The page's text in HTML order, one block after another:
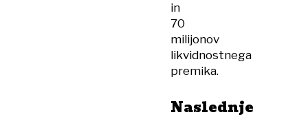
in
70
milijonov
likvidnostnega
premika.
Naslednje